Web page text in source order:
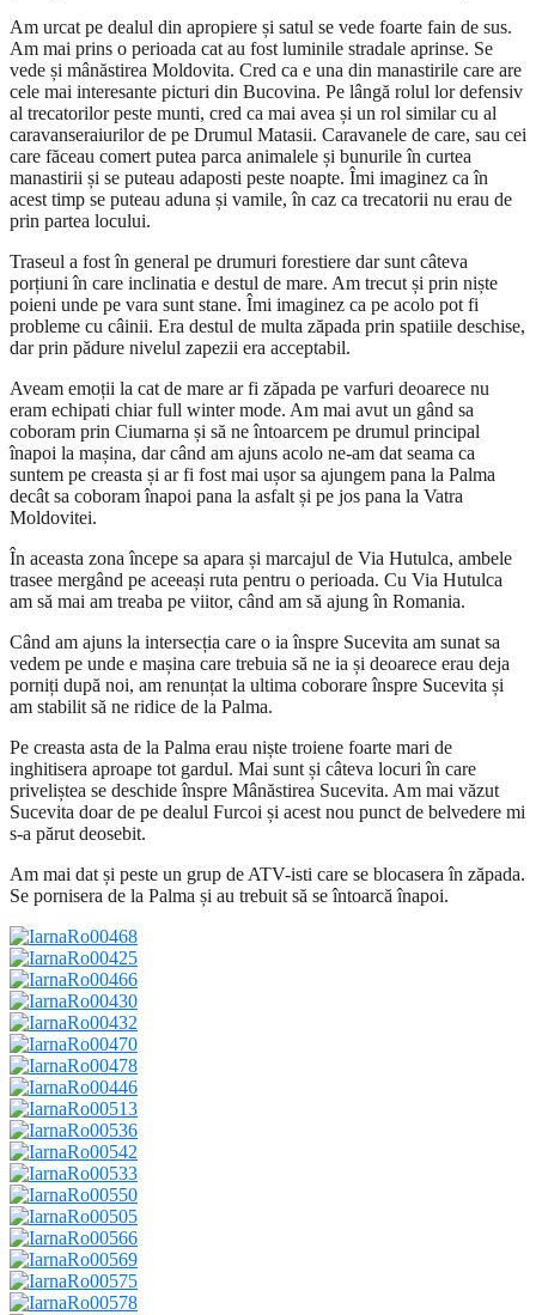
Am urcat pe dealul din apropiere și satul se vede foarte fain de sus.
Am mai prins o perioada cat au fost luminile stradale aprinse. Se
vede și mânăstirea Moldovita. Cred ca e una din manastirile care are
cele mai interesante picturi din Bucovina. Pe lângă rolul lor defensiv
al trecatorilor peste munti, cred ca mai avea și un rol similar cu al
caravanseraiurilor de pe Drumul Matasii. Caravanele de care, sau cei
care făceau comert putea parca animalele și bunurile în curtea
manastirii și se puteau adaposti peste noapte. Îmi imaginez ca în
acest timp se puteau aduna și vamile, în caz ca trecatorii nu erau de
prin partea locului.
Traseul a fost în general pe drumuri forestiere dar sunt câteva
porțiuni în care inclinatia e destul de mare. Am trecut și prin niște
poieni unde pe vara sunt stane. Îmi imaginez ca pe acolo pot fi
probleme cu câinii. Era destul de multa zăpada prin spatiile deschise,
dar prin pădure nivelul zapezii era acceptabil.
Aveam emoții la cat de mare ar fi zăpada pe varfuri deoarece nu
eram echipati chiar full winter mode. Am mai avut un gând sa
coboram prin Ciumarna și să ne întoarcem pe drumul principal
înapoi la mașina, dar când am ajuns acolo ne-am dat seama ca
suntem pe creasta și ar fi fost mai ușor sa ajungem pana la Palma
decât sa coboram înapoi pana la asfalt și pe jos pana la Vatra
Moldovitei.
În aceasta zona începe sa apara și marcajul de Via Hutulca, ambele
trasee mergând pe aceeași ruta pentru o perioada. Cu Via Hutulca
am să mai am treaba pe viitor, când am să ajung în Romania.
Când am ajuns la intersecția care o ia înspre Sucevita am sunat sa
vedem pe unde e mașina care trebuia să ne ia și deoarece erau deja
porniți după noi, am renunțat la ultima coborare înspre Sucevita și
am stabilit să ne ridice de la Palma.
Pe creasta asta de la Palma erau niște troiene foarte mari de
inghitisera aproape tot gardul. Mai sunt și câteva locuri în care
priveliștea se deschide înspre Mânăstirea Sucevita. Am mai văzut
Sucevita doar de pe dealul Furcoi și acest nou punct de belvedere mi
s-a părut deosebit.
Am mai dat și peste un grup de ATV-isti care se blocasera în zăpada.
Se pornisera de la Palma și au trebuit să se întoarcă înapoi.